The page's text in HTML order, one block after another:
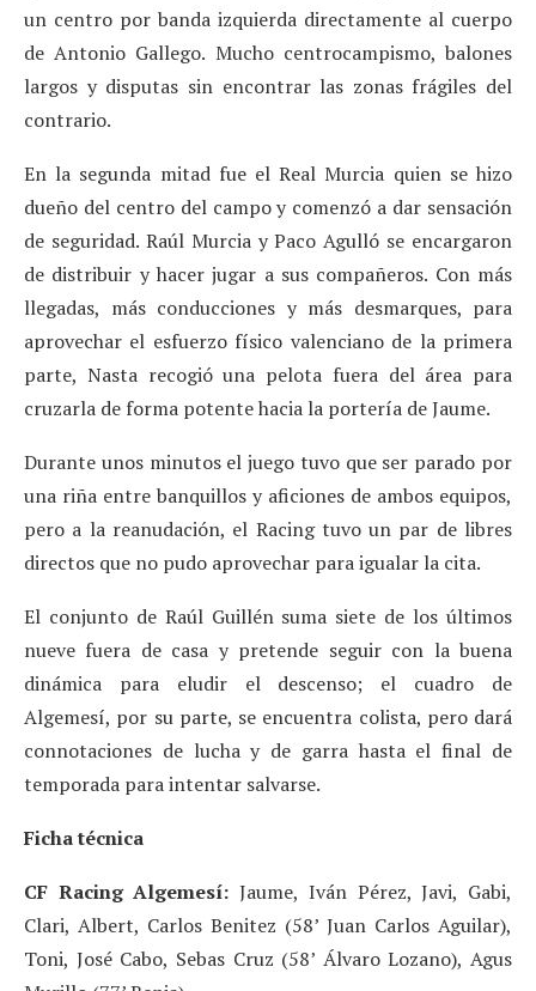
un centro por banda izquierda directamente al cuerpo
de Antonio Gallego. Mucho centrocampismo, balones
largos y disputas sin encontrar las zonas frágiles del
contrario.
En la segunda mitad fue el Real Murcia quien se hizo
dueño del centro del campo y comenzó a dar sensación
de seguridad. Raúl Murcia y Paco Agulló se encargaron
de distribuir y hacer jugar a sus compañeros. Con más
llegadas, más conducciones y más desmarques, para
aprovechar el esfuerzo físico valenciano de la primera
parte, Nasta recogió una pelota fuera del área para
cruzarla de forma potente hacia la portería de Jaume.
Durante unos minutos el juego tuvo que ser parado por
una riña entre banquillos y aficiones de ambos equipos,
pero a la reanudación, el Racing tuvo un par de libres
directos que no pudo aprovechar para igualar la cita.
El conjunto de Raúl Guillén suma siete de los últimos
nueve fuera de casa y pretende seguir con la buena
dinámica para eludir el descenso; el cuadro de
Algemesí, por su parte, se encuentra colista, pero dará
connotaciones de lucha y de garra hasta el final de
temporada para intentar salvarse.
Ficha técnica
CF Racing Algemesí: Jaume, Iván Pérez, Javi, Gabi,
Clari, Albert, Carlos Benitez (58’ Juan Carlos Aguilar),
Toni, José Cabo, Sebas Cruz (58’ Álvaro Lozano), Agus